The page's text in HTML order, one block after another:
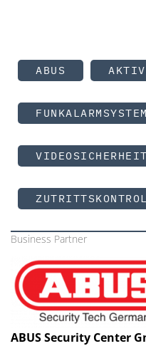
ABUS
FUNKALARMSYSTEM
VIDEOSICHERHEIT
Business Partner
ABUS Security Center